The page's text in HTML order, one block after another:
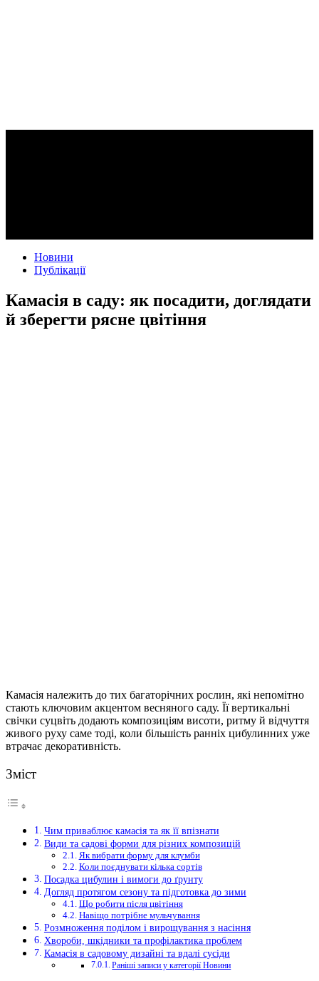
Новини
Публікації
Камасія в саду: як посадити, доглядати
й зберегти рясне цвітіння
Камасія належить до тих багаторічних рослин, які непомітно
стають ключовим акцентом весняного саду. Її вертикальні
свічки суцвіть додають композиціям висоти, ритму й відчуття
живого руху саме тоді, коли більшість ранніх цибулинних уже
втрачає декоративність.
Зміст
Чим приваблює камасія та як її впізнати
Види та садові форми для різних композицій
Як вибрати форму для клумби
Коли поєднувати кілька сортів
Посадка цибулин і вимоги до ґрунту
Догляд протягом сезону та підготовка до зими
Що робити після цвітіння
Навіщо потрібне мульчування
Розмноження поділом і вирощування з насіння
Хвороби, шкідники та профілактика проблем
Камасія в садовому дизайні та вдалі сусіди
Раніші записи у категорії Новини